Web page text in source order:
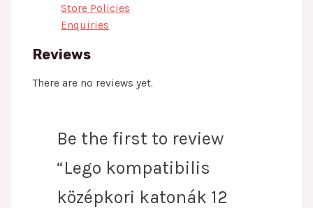
Store Policies
Enquiries
Reviews
There are no reviews yet.
Be the first to review
“Lego kompatibilis
középkori katonák 12